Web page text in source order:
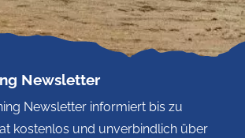
Newsletter
Newsletter informiert bis zu
kostenlos und unverbindlich über